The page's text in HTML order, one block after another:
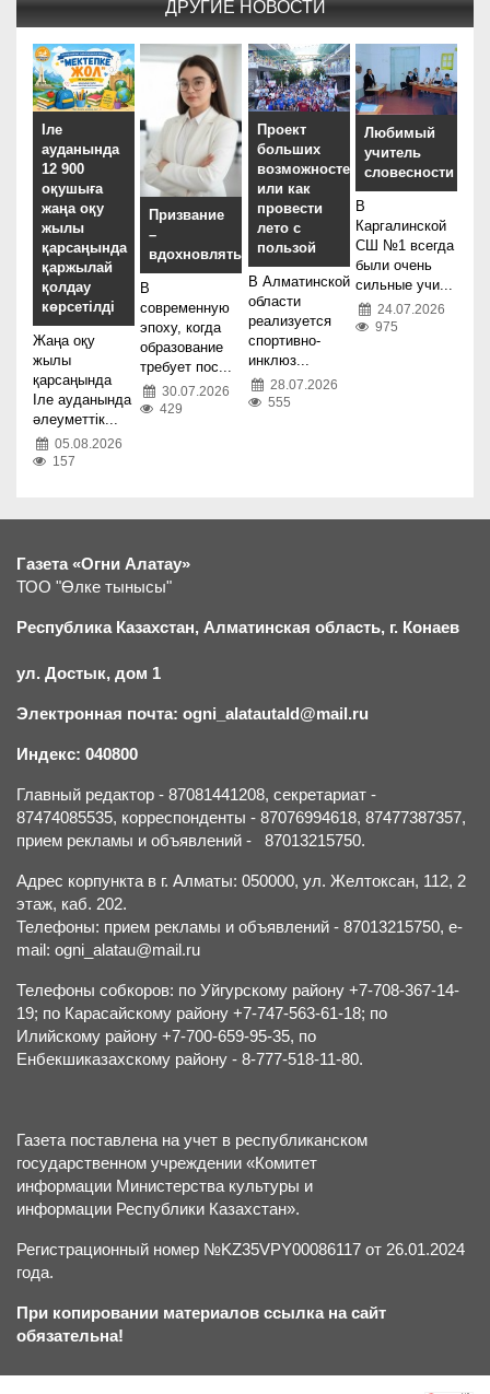
ДРУГИЕ НОВОСТИ
Іле
ауданында
12 900
оқушыға
жаңа оқу
жылы
қарсаңында
қаржылай
қолдау
көрсетілді
Жаңа оқу
жылы
қарсаңында
Іле ауданында
әлеуметтік...
05.08.2026
157
Призвание
–
вдохновлять
В
современную
эпоху, когда
образование
требует пос...
30.07.2026
429
Проект
больших
возможностей,
или как
провести
лето с
пользой
В Алматинской
области
реализуется
спортивно-
инклюз...
28.07.2026
555
Любимый
учитель
словесности
В
Каргалинской
СШ №1 всегда
были очень
сильные учи...
24.07.2026
975
Газета «Огни Алатау»
ТОО "Өлке тынысы"
Республика Казахстан, Алматинская область, г. Конаев
ул. Достык, дом 1
Электронная почта: ogni_alatautald@mail.ru
Индекс: 040800
Главный редактор - 87081441208, секретариат -
87474085535, корреспонденты - 87076994618, 87477387357,
прием рекламы и объявлений - 87013215750.
Адрес корпункта в г. Алматы: 050000, ул. Желтоксан, 112, 2
этаж, каб. 202.
Телефоны: прием рекламы и объявлений - 87013215750, e-
mail: ogni_alatau@mail.ru
Телефоны собкоров: по Уйгурскому району +7-708-367-14-
19; по Карасайскому району +7-747-563-61-18; по
Илийскому району +7-700-659-95-35, по
Енбекшиказахскому району - 8-777-518-11-80.
Газета поставлена на учет в республиканском
государственном учреждении «Комитет
информации Министерства культуры и
информации Республики Казахстан».
Регистрационный номер №KZ35VPY00086117 от 26.01.2024
года.
При копировании материалов ссылка на сайт
обязательна!